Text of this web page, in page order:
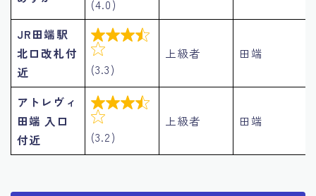
(4.0)
JR田端駅
北口改札付
近


(3.3)
上級者 田端
アトレヴィ
田端 入口
付近


(3.2)
上級者 田端